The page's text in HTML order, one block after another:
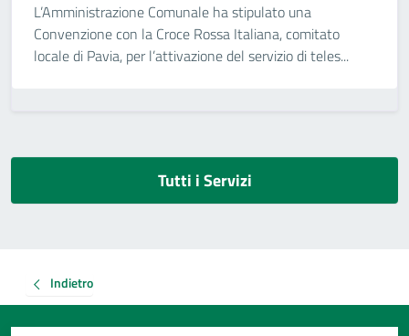
L’Amministrazione Comunale ha stipulato una
Convenzione con la Croce Rossa Italiana, comitato
locale di Pavia, per l’attivazione del servizio di teles...
Tutti i Servizi
Indietro